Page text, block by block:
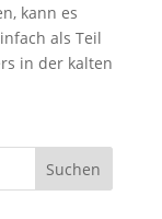
kann es
als Teil
in der kalten